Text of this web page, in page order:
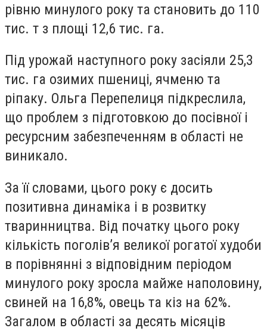
рівню минулого року та становить до 110
тис. т з площі 12,6 тис. га.
Під урожай наступного року засіяли 25,3
тис. га озимих пшениці, ячменю та
ріпаку. Ольга Перепелиця підкреслила,
що проблем з підготовкою до посівної і
ресурсним забезпеченням в області не
виникало.
За її словами, цього року є досить
позитивна динаміка і в розвитку
тваринництва. Від початку цього року
кількість поголів’я великої рогатої худоби
в порівнянні з відповідним періодом
минулого року зросла майже наполовину,
свиней на 16,8%, овець та кіз на 62%.
Загалом в області за десять місяців